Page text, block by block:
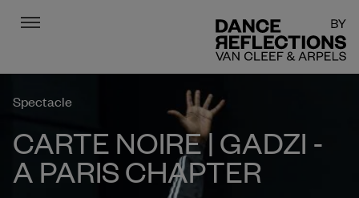
Menu
Spectacle
CARTE NOIRE | GADZI -
A PARIS CHAPTER